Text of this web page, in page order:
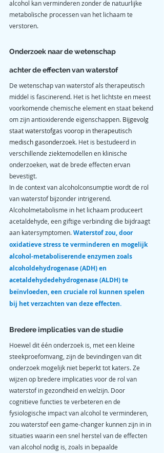
alcohol kan verminderen zonder de natuurlijke
metabolische processen van het lichaam te
verstoren.
Onderzoek naar de wetenschap
achter de effecten van waterstof
De wetenschap van waterstof als therapeutisch
middel is fascinerend. Het is het lichtste en meest
voorkomende chemische element en staat bekend
om zijn antioxiderende eigenschappen. Bijgevolg
staat waterstofgas voorop in therapeutisch
medisch gasonderzoek. Het is bestudeerd in
verschillende ziektemodellen en klinische
onderzoeken, wat de brede effecten ervan
bevestigt.
In de context van alcoholconsumptie wordt de rol
van waterstof bijzonder intrigerend.
Alcoholmetabolisme in het lichaam produceert
acetaldehyde, een giftige verbinding die bijdraagt ​​
aan katersymptomen. Waterstof zou, door
oxidatieve stress te verminderen en mogelijk
alcohol-metaboliserende enzymen zoals
alcoholdehydrogenase (ADH) en
acetaldehydedehydrogenase (ALDH) te
beïnvloeden, een cruciale rol kunnen spelen
bij het verzachten van deze effecten.
Bredere implicaties van de studie
Hoewel dit één onderzoek is, met een kleine
steekproefomvang, zijn de bevindingen van dit
onderzoek mogelijk niet beperkt tot katers. Ze
wijzen op bredere implicaties voor de rol van
waterstof in gezondheid en welzijn. Door
cognitieve functies te verbeteren en de
fysiologische impact van alcohol te verminderen,
zou waterstof een game-changer kunnen zijn in in
situaties waarin een snel herstel van de effecten
van alcohol nodig is, zoals in bepaalde